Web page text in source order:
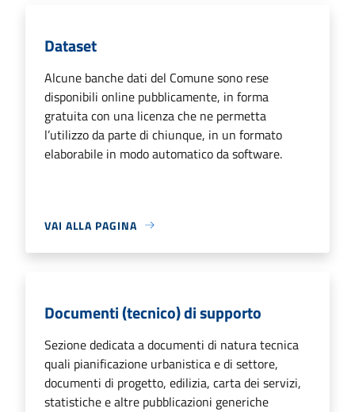
Dataset
Alcune banche dati del Comune sono rese
disponibili online pubblicamente, in forma
gratuita con una licenza che ne permetta
l’utilizzo da parte di chiunque, in un formato
elaborabile in modo automatico da software.
VAI ALLA PAGINA
Documenti (tecnico) di supporto
Sezione dedicata a documenti di natura tecnica
quali pianificazione urbanistica e di settore,
documenti di progetto, edilizia, carta dei servizi,
statistiche e altre pubblicazioni generiche